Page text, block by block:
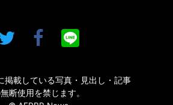
掲載している写真・見出し・記事
断使用を禁じます。